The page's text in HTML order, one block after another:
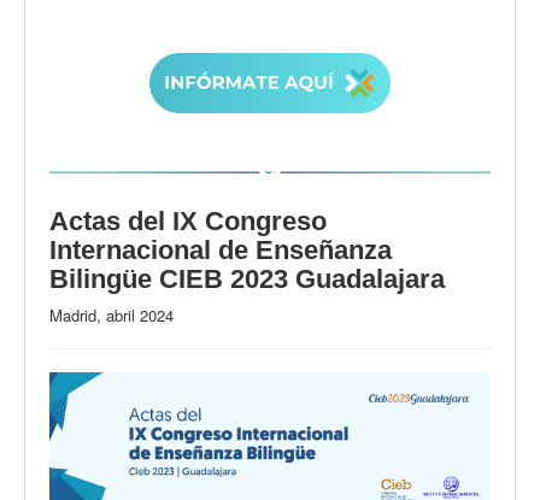
Actas del IX Congreso
Internacional de Enseñanza
Bilingüe CIEB 2023 Guadalajara
Madrid, abril 2024